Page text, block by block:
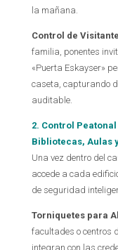
la mañana.
Control de
familia, ponentes
«Puerta Eskayser»
caseta, capturando
auditable.
2. Control
Bibliotecas, Aulas
Una vez dentro del
accede a cada
de seguridad
Torniquetes para
facultades o centros
integran con las